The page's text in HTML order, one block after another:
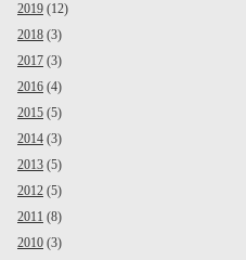
2019 (12)
2018 (3)
2017 (3)
2016 (4)
2015 (5)
2014 (3)
2013 (5)
2012 (5)
2011 (8)
2010 (3)